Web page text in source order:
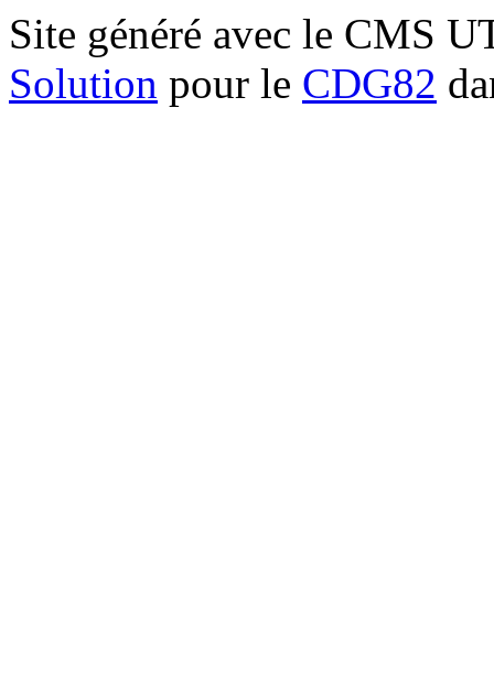
Site généré avec le CMS
Solution pour le CDG82